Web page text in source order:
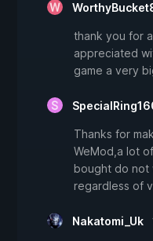
thank you for
appreciated
game a very
Thanks for
WeMod,a lot
bought do not
regardless of
Nakatomi_Uk